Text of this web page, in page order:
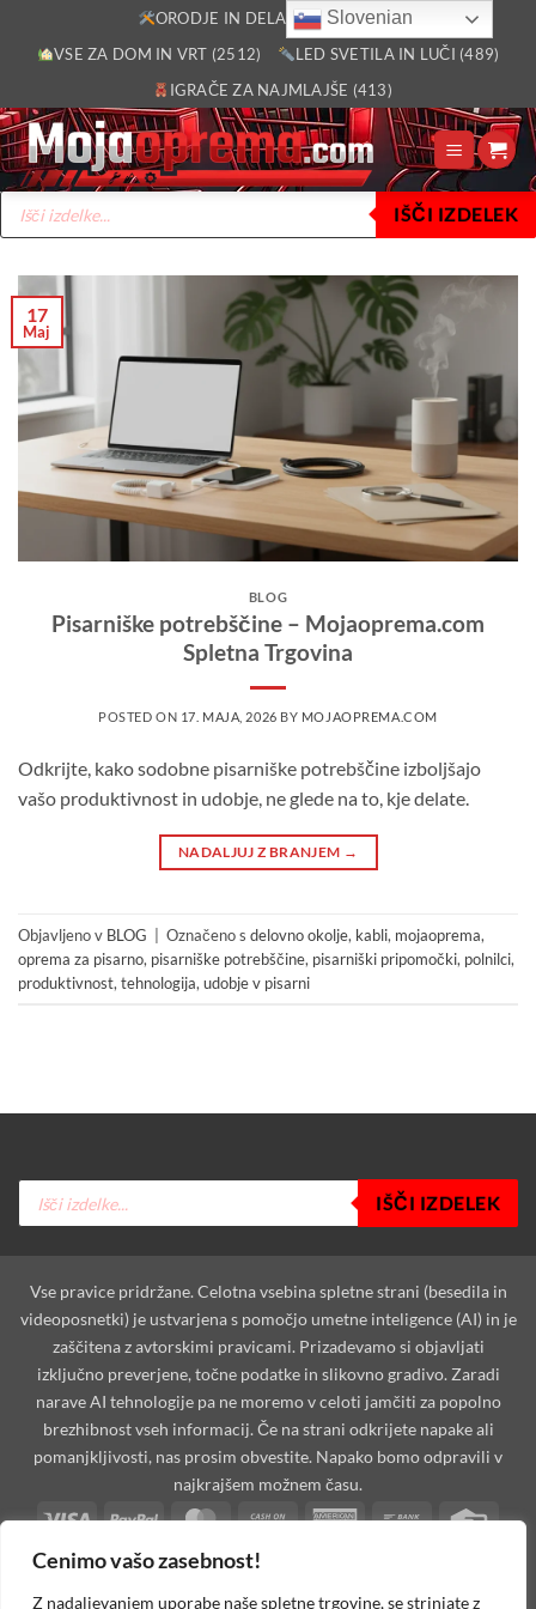
Cenimo vašo zasebnost!
Z nadaljevanjem uporabe naše spletne trgovine, se strinjate z
ORODJE IN DELAVNICA (2805)
VSE ZA DOM IN VRT (2512)
LED SVETILA IN LUČI (489)
IGRAČE ZA NAJMLAJŠE (413)
Products
search
IŠČI IZDELEK
17
Maj
BLOG
Pisarniške potrebščine – Mojaoprema.com
Spletna Trgovina
POSTED ON 17. MAJA, 2026 BY MOJAOPREMA.COM
Odkrijte, kako sodobne pisarniške potrebščine izboljšajo
vašo produktivnost in udobje, ne glede na to, kje delate.
NADALJUJ Z BRANJEM →
Objavljeno v BLOG Označeno s delovno okolje, kabli, mojaoprema,
oprema za pisarno, pisarniške potrebščine, pisarniški pripomočki, polnilci,
produktivnost, tehnologija, udobje v pisarni
Products
search
IŠČI IZDELEK
Vse pravice pridržane. Celotna vsebina spletne strani (besedila in
videoposnetki) je ustvarjena s pomočjo umetne inteligence (AI) in je
zaščitena z avtorskimi pravicami. Prizadevamo si objavljati
izključno preverjene, točne podatke in slikovno gradivo. Zaradi
narave AI tehnologije pa ne moremo v celoti jamčiti za popolno
brezhibnost vseh informacij. Če na strani odkrijete napake ali
pomanjkljivosti, nas prosim obvestite. Napako bomo odpravili v
najkrajšem možnem času.
Visa
PayPal MasterCard
Cash
AmericanBank
Dinners DiscoverMaestro
Apple Cash Credit Google PayPal Stripe
Slovenian